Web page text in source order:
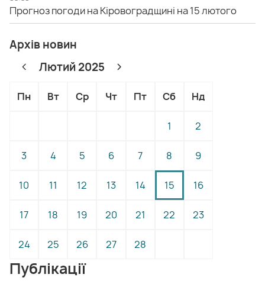
Прогноз погоди на Кіровоградщині на 15 лютого
Архів новин
Лютий 2025
Пн Вт Ср Чт Пт Сб Нд
1 2
3 4 5 6 7 8 9
10 11 12 13 14 15 16
17 18 19 20 21 22 23
24 25 26 27 28
Публікації